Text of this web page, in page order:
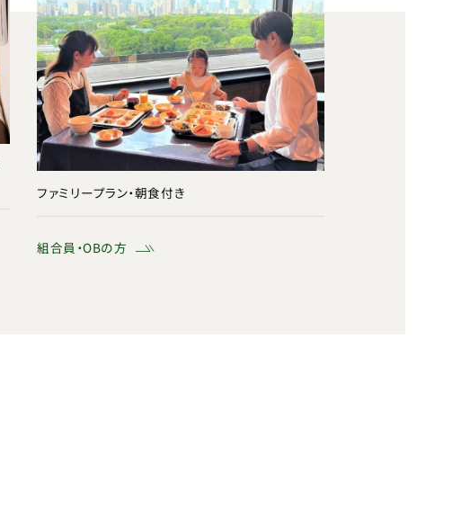
ファミリープラン・朝食付き
組合員・OBの方